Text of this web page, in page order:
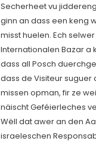
Secherheet vu
ginn an dass een keng
misst huelen. Ech
Internationalen Bazar a
dass all Posch
dass de Visiteur suguer
missen opman, fir ze
näischt Geféierleches
Wëll dat awer an den
israeleschen